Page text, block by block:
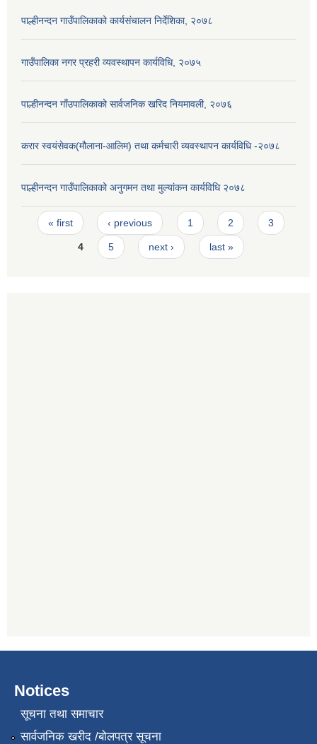
पाल्हीनन्दन गाउँपालिकाको कार्यसंचालन निर्देशिका, २०७८
गाउँपालिका नगर प्रहरी व्यवस्थापन कार्यविधि, २०७५
पाल्हीनन्दन गाँउपालिकाको सार्वजनिक खरिद नियमावली, २०७६
करार स्वयंसेवक(मौलाना-आलिम) तथा कर्मचारी व्यवस्थापन कार्यविधि -२०७८
पाल्हीनन्दन गाउँपालिकाको अनुगमन तथा मुल्यांकन कार्यविधि २०७८
Pages
« first ‹ previous 1 2 3
4 5 next › last »
Notices
सूचना तथा समाचार
सार्वजनिक खरीद /बोलपत्र सूचना